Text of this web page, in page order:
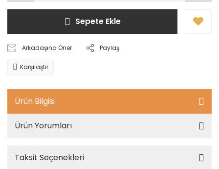
Sepete Ekle
Arkadaşına Öner Paylaş
Karşılaştır
Ürün Bilgisi
Ürün Yorumları
Taksit Seçenekleri